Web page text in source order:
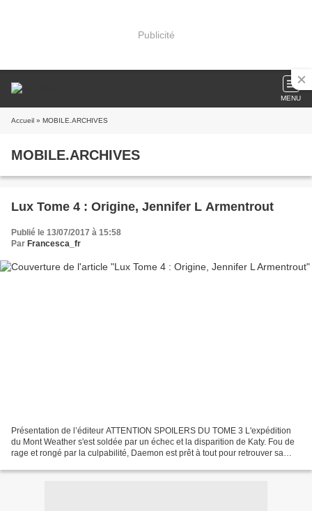
Publicité
MENU
Accueil » MOBILE.ARCHIVES
MOBILE.ARCHIVES
Lux Tome 4 : Origine, Jennifer L Armentrout
Publié le 13/07/2017 à 15:58
Par Francesca_fr
Présentation de l’éditeur ATTENTION SPOILERS DU TOME 3 L'expédition
du Mont Weather s'est soldée par un échec et la disparition de Katy. Fou de
rage et rongé par la culpabilité, Daemon est prêt à tout pour retrouver sa